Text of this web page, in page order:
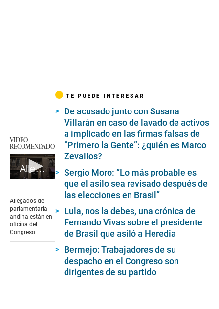
VIDEO
RECOMENDADO
Allegados de parlamentaria andina están en oficina del Congreso #VideosEC #UI
of
7
minutes,
40
seconds
Allegados de
parlamentaria
andina están en
oficina del
Congreso.
TE PUEDE INTERESAR
De acusado junto con Susana
Villarán en caso de lavado de activos
a implicado en las firmas falsas de
“Primero la Gente”: ¿quién es Marco
Zevallos?
Sergio Moro: “Lo más probable es
que el asilo sea revisado después de
las elecciones en Brasil”
Lula, nos la debes, una crónica de
Fernando Vivas sobre el presidente
de Brasil que asiló a Heredia
Bermejo: Trabajadores de su
despacho en el Congreso son
dirigentes de su partido